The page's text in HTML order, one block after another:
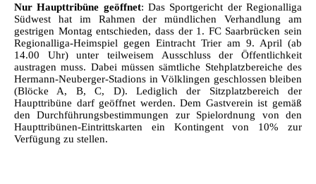
Nur Haupttribüne geöffnet: Das Sportgericht der Regionalliga
Südwest hat im Rahmen der mündlichen Verhandlung am
gestrigen Montag entschieden, dass der 1. FC Saarbrücken sein
Regionalliga-Heimspiel gegen Eintracht Trier am 9. April (ab
14.00 Uhr) unter teilweisem Ausschluss der Öffentlichkeit
austragen muss. Dabei müssen sämtliche Stehplatzbereiche des
Hermann-Neuberger-Stadions in Völklingen geschlossen bleiben
(Blöcke A, B, C, D). Lediglich der Sitzplatzbereich der
Haupttribüne darf geöffnet werden. Dem Gastverein ist gemäß
den Durchführungsbestimmungen zur Spielordnung von den
Haupttribünen-Eintrittskarten ein Kontingent von 10% zur
Verfügung zu stellen.